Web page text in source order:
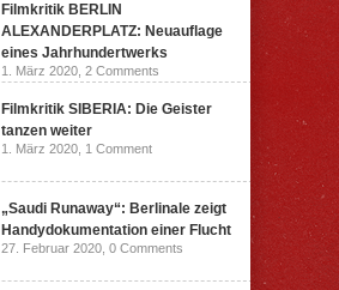
Filmkritik BERLIN
ALEXANDERPLATZ: Neuauflage
eines Jahrhundertwerks
1. März 2020, 2 Comments
Filmkritik SIBERIA: Die Geister
tanzen weiter
1. März 2020, 1 Comment
„Saudi Runaway“: Berlinale zeigt
Handydokumentation einer Flucht
27. Februar 2020, 0 Comments